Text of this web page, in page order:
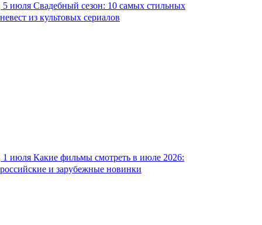
5 июля Свадебный сезон: 10 самых стильных
невест из культовых сериалов
1 июля Какие фильмы смотреть в июле 2026:
российские и зарубежные новинки